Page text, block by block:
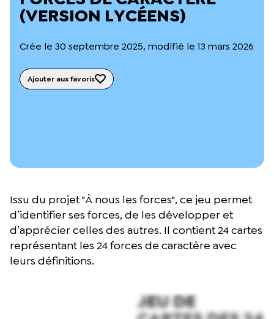
Notre documentation
Ressources pour les parents
Podcast 🎙️
L’équipe du Crips
(VERSION LYCÉENS)
Crée le 30 septembre 2025, modifié le 13 mars 2026
Ajouter aux favoris
Issu du projet "À nous les forces", ce jeu permet
d’identifier ses forces, de les développer et
d’apprécier celles des autres. Il contient 24 cartes
représentant les 24 forces de caractère avec
leurs définitions.
JEU DE